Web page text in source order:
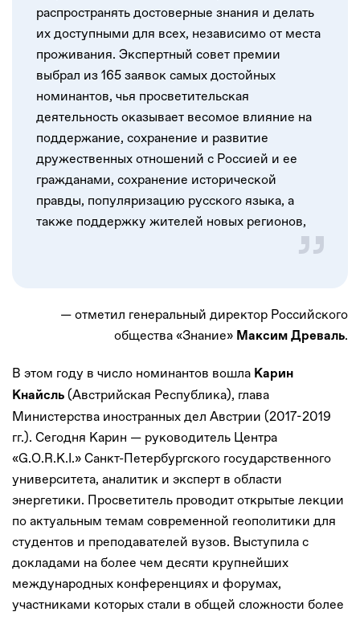
распространять достоверные знания и делать
их доступными для всех, независимо от места
проживания. Экспертный совет премии
выбрал из 165 заявок самых достойных
номинантов, чья просветительская
деятельность оказывает весомое влияние на
поддержание, сохранение и развитие
дружественных отношений с Россией и ее
гражданами, сохранение исторической
правды, популяризацию русского языка, а
также поддержку жителей новых регионов,
— отметил генеральный директор Российского
общества «Знание» Максим Древаль.
В этом году в число номинантов вошла Карин
Кнайсль (Австрийская Республика), глава
Министерства иностранных дел Австрии (2017-2019
гг.). Сегодня Карин — руководитель Центра
«G.O.R.K.I.» Санкт-Петербургского государственного
университета, аналитик и эксперт в области
энергетики. Просветитель проводит открытые лекции
по актуальным темам современной геополитики для
студентов и преподавателей вузов. Выступила c
докладами на более чем десяти крупнейших
международных конференциях и форумах,
участниками которых стали в общей сложности более